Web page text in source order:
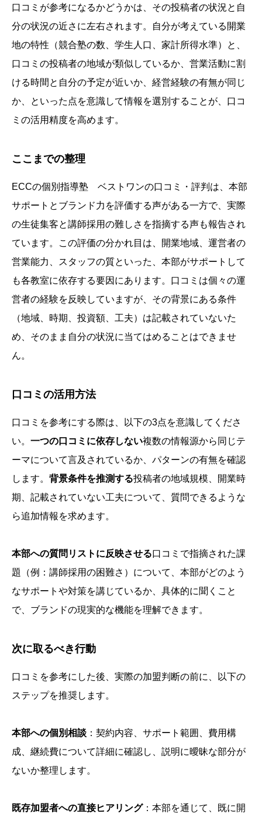
口コミが参考になるかどうかは、その投稿者の状況と自
分の状況の近さに左右されます。自分が考えている開業
地の特性（競合塾の数、学生人口、家計所得水準）と、
口コミの投稿者の地域が類似しているか、営業活動に割
ける時間と自分の予定が近いか、経営経験の有無が同じ
か、といった点を意識して情報を選別することが、口コ
ミの活用精度を高めます。
ここまでの整理
ECCの個別指導塾 ベストワンの口コミ・評判は、本部
サポートとブランド力を評価する声がある一方で、実際
の生徒集客と講師採用の難しさを指摘する声も報告され
ています。この評価の分かれ目は、開業地域、運営者の
営業能力、スタッフの質といった、本部がサポートして
も各教室に依存する要因にあります。口コミは個々の運
営者の経験を反映していますが、その背景にある条件
（地域、時期、投資額、工夫）は記載されていないた
め、そのまま自分の状況に当てはめることはできませ
ん。
口コミの活用方法
口コミを参考にする際は、以下の3点を意識してくださ
い。 一つの口コミに依存しない複数の情報源から同じテ
ーマについて言及されているか、パターンの有無を確認
します。 背景条件を推測する投稿者の地域規模、開業時
期、記載されていない工夫について、質問できるような
ら追加情報を求めます。
本部への質問リストに反映させる口コミで指摘された課
題（例：講師採用の困難さ）について、本部がどのよう
なサポートや対策を講じているか、具体的に聞くこと
で、ブランドの現実的な機能を理解できます。
次に取るべき行動
口コミを参考にした後、実際の加盟判断の前に、以下の
ステップを推奨します。
本部への個別相談 ：契約内容、サポート範囲、費用構
成、継続費について詳細に確認し、説明に曖昧な部分が
ないか整理します。
既存加盟者への直接ヒアリング：本部を通じて、既に開